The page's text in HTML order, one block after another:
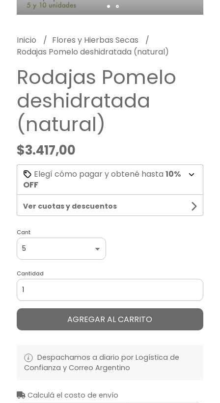
Inicio
Flores y Hierbas Secas
Rodajas Pomelo deshidratada (natural)
Rodajas Pomelo
deshidratada
(natural)
$3.417,00
Elegí cómo pagar y obtené hasta 10%
OFF
Ver cuotas y descuentos
Cant
Cantidad
AGREGAR AL CARRITO
Despachamos a diario por Logística de
Confianza y Correo Argentino
Calculá el costo de envío